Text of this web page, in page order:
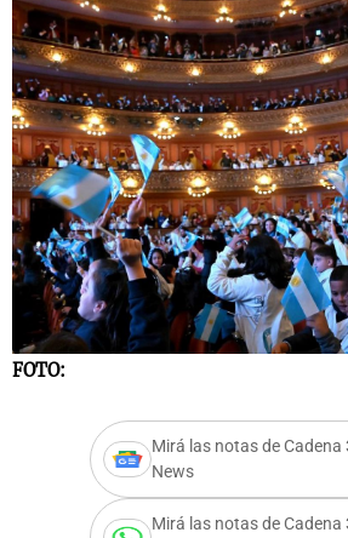
FOTO:
Mirá las notas de Cadena
News
Mirá las notas de Cadena
Notas
Mundial 2026